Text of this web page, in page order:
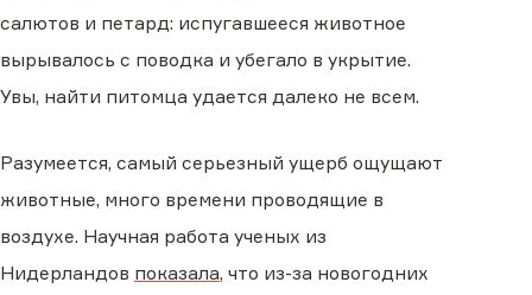
салютов и петард: испугавшееся животное
вырывалось с поводка и убегало в укрытие.
Увы, найти питомца удается далеко не всем.
Разумеется, самый серьезный ущерб ощущают
животные, много времени проводящие в
воздухе. Научная работа ученых из
Нидерландов показала, что из-за новогодних